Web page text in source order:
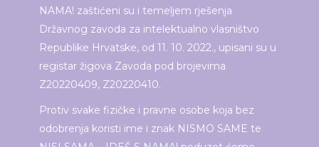
NAMA! zaštićeni su i temeljem rješenja
Državnog zavoda za intelektualno vlasništvo
Republike Hrvatske, od 11. 10. 2022., upisani su u
registar žigova Zavoda pod brojevima
Z20220409, Z20220410.
Protiv svake fizičke i pravne osobe koja bez
odobrenja koristi ime i znak NISMO SAME te